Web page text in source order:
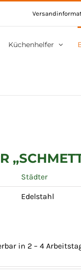
Küchenhelfer
Städter
Edelstahl
in 2 – 4